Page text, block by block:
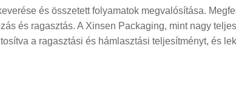
és összetett folyamatok megvalósítása.
és ragasztás. A Xinsen Packaging, mint nagy
a ragasztási és hámlasztási teljesítményt, és